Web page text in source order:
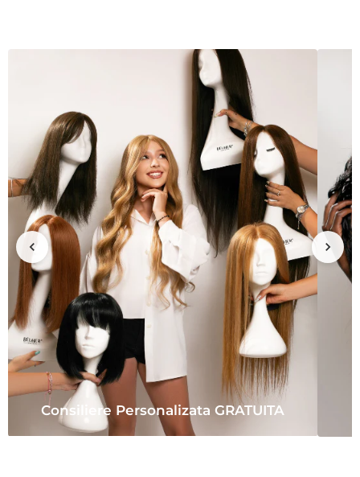
Consiliere Personalizata GRATUITA